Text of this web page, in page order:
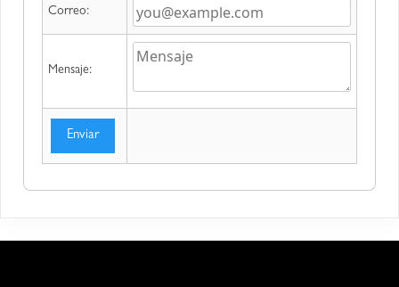
Correo:
Mensaje:
Enviar